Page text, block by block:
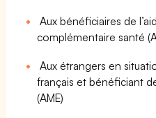
Aux bénéficiaires de
complémentaire santé
Aux étrangers en
français et bénéficiant
(AME)